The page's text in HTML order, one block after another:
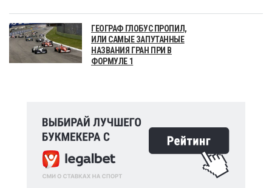
ГЕОГРАФ ГЛОБУС ПРОПИЛ,
ИЛИ САМЫЕ ЗАПУТАННЫЕ
НАЗВАНИЯ ГРАН ПРИ В
ФОРМУЛЕ 1